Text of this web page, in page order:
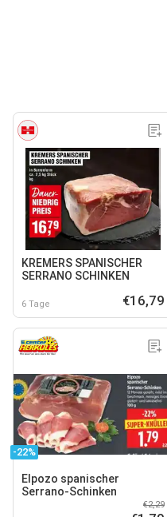
KREMERS SPANISCHER
SERRANO SCHINKEN
6 Tage €16,79
-22%
Elpozo spanischer
Serrano-Schinken
€2,29